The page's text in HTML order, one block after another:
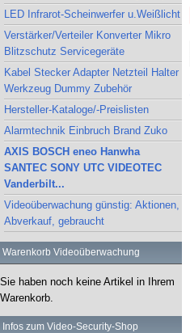
LED Infrarot-Scheinwerfer u.Weißlicht
Verstärker/Verteiler Konverter Mikro
Blitzschutz Servicegeräte
Kabel Stecker Adapter Netzteil Halter
Werkzeug Dummy Zubehör
Hersteller-Kataloge/-Preislisten
Alarmtechnik Einbruch Brand Zuko
AXIS BOSCH eneo Hanwha
SANTEC SONY UTC VIDEOTEC
Vanderbilt...
Videoüberwachung günstig: Aktionen,
Abverkauf, gebraucht
Warenkorb Videoüberwachung
Sie haben noch keine Artikel in Ihrem
Warenkorb.
Infos zum Video-Security-Shop